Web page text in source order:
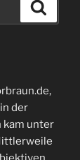
der
kam unter